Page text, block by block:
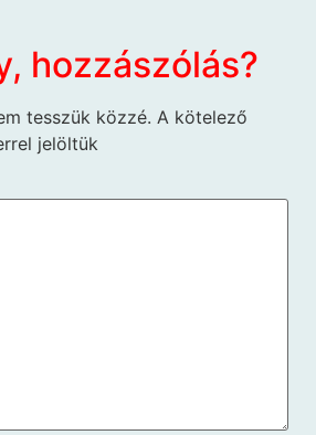
hozzászólás?
tesszük közzé. A kötelező
jelöltük